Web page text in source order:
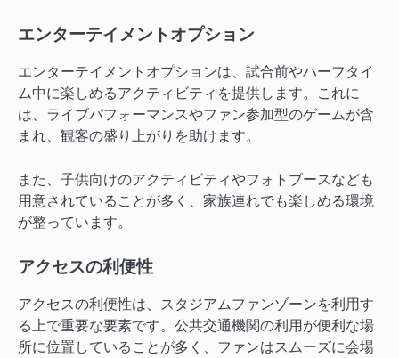
エンターテイメントオプション
エンターテイメントオプションは、試合前やハーフタイ
ム中に楽しめるアクティビティを提供します。これに
は、ライブパフォーマンスやファン参加型のゲームが含
まれ、観客の盛り上がりを助けます。
また、子供向けのアクティビティやフォトブースなども
用意されていることが多く、家族連れでも楽しめる環境
が整っています。
アクセスの利便性
アクセスの利便性は、スタジアムファンゾーンを利用す
る上で重要な要素です。公共交通機関の利用が便利な場
所に位置していることが多く、ファンはスムーズに会場